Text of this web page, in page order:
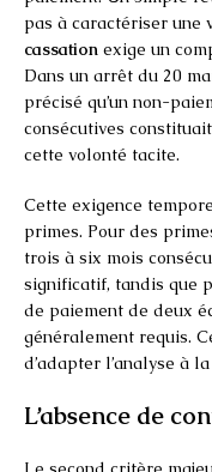
pas à caractériser une
cassation exige un
Dans un arrêt du 20
précisé qu’un non-
consécutives
cette volonté tacite.
Cette exigence
primes. Pour des
trois à six mois
significatif, tandis que
de paiement de deux
généralement requis.
d’adapter l’analyse à
L’absence de